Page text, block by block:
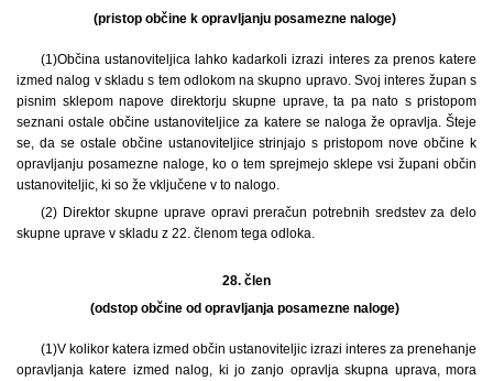
(pristop občine k opravljanju posamezne naloge)
(1)Občina ustanoviteljica lahko kadarkoli izrazi interes za prenos katere
izmed nalog v skladu s tem odlokom na skupno upravo. Svoj interes župan s
pisnim sklepom napove direktorju skupne uprave, ta pa nato s pristopom
seznani ostale občine ustanoviteljice za katere se naloga že opravlja. Šteje
se, da se ostale občine ustanoviteljice strinjajo s pristopom nove občine k
opravljanju posamezne naloge, ko o tem sprejmejo sklepe vsi župani občin
ustanoviteljic, ki so že vključene v to nalogo.
(2) Direktor skupne uprave opravi preračun potrebnih sredstev za delo
skupne uprave v skladu z 22. členom tega odloka.
28. člen
(odstop občine od opravljanja posamezne naloge)
(1)V kolikor katera izmed občin ustanoviteljic izrazi interes za prenehanje
opravljanja katere izmed nalog, ki jo zanjo opravlja skupna uprava, mora